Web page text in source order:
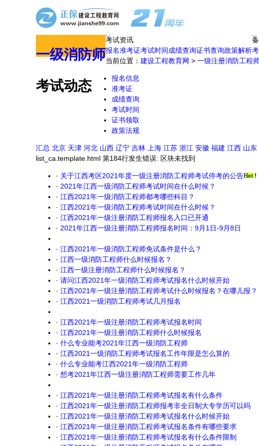
一级消防师
考试资讯
报名准考证考试时间成绩查询证书查询政策解析
当前位置： 建设工程教育网 > 一级注册消防工程
考试动态
报名信息
准考证
成绩查询
考试时间
证书领取
政策法规
汇总 北京 天津 河北 山西 辽宁 吉林 上海 江苏 浙江 安徽 福建 江西 山东
list_ca.template.html 第184行发生错误: 区块未找到
· 关于江西考区2021年度一级注册消防工程师考试停考的公告
· 2021年江西一级消防工程师考试时间在什么时候？
· 江西2021年一级消防工程师都考哪些科目？
· 江西2021年一级消防工程师考试时间在什么时候？
· 江西2021年一级注册消防工程师报名入口已开通
· 2021年江西一级注册消防工程师报名时间：9月1日-9月8日
· 江西2021年一级消防工程师免试条件是什么？
· 江西一级消防工程师什么时候报名？
· 江西一级注册消防工程师什么时候报名？
· 请问江西2021年一级消防工程师考试报名什么时候开始
· 江西2021年一级注册消防工程师考试什么时候报名？在哪儿报？
· 江西2021一级消防工程师考试几月报名
· 江西2021年一级注册消防工程师考试报名时间
· 江西2021年一级注册消防工程师什么时候报名
· 什么专业能考2021年江西一级消防工程师
· 江西2021一级消防工程师考试报名工作年限是怎么算的
· 什么专业能考江西2021年一级消防工程师
· 想考2021年江西一级注册消防工程师需要工作几年
· 江西2021年一级注册消防工程师考试报名有什么条件
· 江西2021年一级注册消防工程师报考非全日制大专学历可以吗
· 江西2021年一级注册消防工程师考试报名什么时候开始
· 江西2021年一级注册消防工程师考试报名条件有哪些要求
· 江西2021年一级注册消防工程师考试报名有什么条件限制